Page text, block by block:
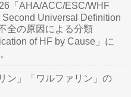
「AHA/ACC/ESC/WHF
Universal Definition
全の原因による分類
of HF by Cause」に
ン」「ワルファリン」の